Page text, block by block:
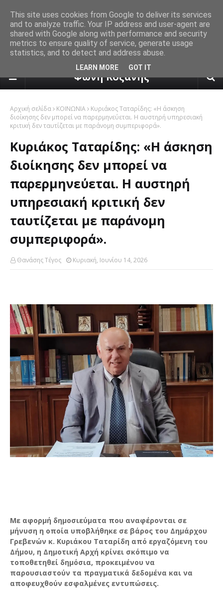
πρόγνωση καιρού από το
Φωνή Κοζάνης
Αρχική σελίδα ΚΟΙΝΩΝΙΑ
Κυριάκος Ταταρίδης: «Η άσκηση
διοίκησης δεν μπορεί να παρερμηνεύεται. Η αυστηρή υπηρεσιακή
κριτική δεν ταυτίζεται με παράνομη συμπεριφορά».
Κυριάκος Ταταρίδης: «Η άσκηση
διοίκησης δεν μπορεί να
παρερμηνεύεται. Η αυστηρή
υπηρεσιακή κριτική δεν
ταυτίζεται με παράνομη
συμπεριφορά».
Θανάσης Τέγος Κυριακή, Ιουνίου 14, 2026
Με αφορμή δημοσιεύματα που αναφέρονται σε
μήνυση η οποία υποβλήθηκε σε βάρος του Δημάρχου
Γρεβενών κ. Κυριάκου Ταταρίδη από εργαζόμενη του
Δήμου, η Δημοτική Αρχή κρίνει σκόπιμο να
τοποθετηθεί δημόσια, προκειμένου να
παρουσιαστούν τα πραγματικά δεδομένα και να
αποφευχθούν εσφαλμένες εντυπώσεις.
This site uses cookies from Google to deliver its services
and to analyze traffic. Your IP address and user-agent are
shared with Google along with performance and security
metrics to ensure quality of service, generate usage
statistics, and to detect and address abuse.
LEARN MORE GOT IT